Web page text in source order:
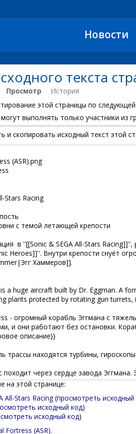
Новости
текста
Просмотр
История
этой страницы по
выполнять только участники из
скопировать исходный текст этой
на этой странице:
All-Stars Racing(просмотреть исходный
исходный код)
исходный код)
Fortress (ASR).